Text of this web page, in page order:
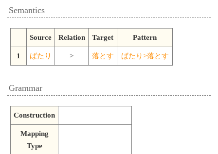
Semantics
Source Relation Target Pattern
1 ばたり > 落とす ばたり>落とす
Grammar
Construction
Mapping
Type